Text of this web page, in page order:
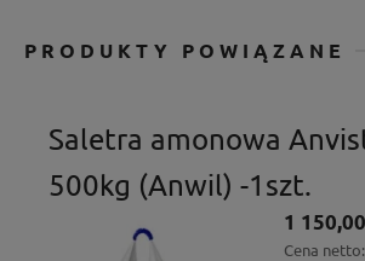
PRODUKTY POWIĄZANE
Saletra amonowa
500kg (Anwil) -1szt.
1
Cena netto: